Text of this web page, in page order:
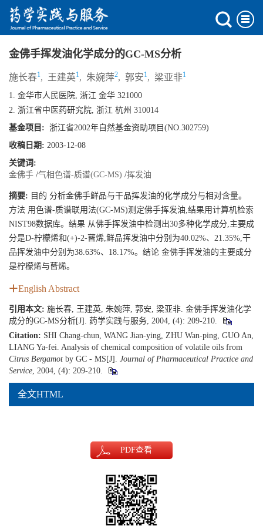
金佛手挥发油化学成分的GC-MS分析
施长春1, 王建英1, 朱婉萍2, 郭安1, 梁亚非1
1. 金华市人民医院, 浙江 金华 321000
2. 浙江省中医药研究院, 浙江 杭州 310014
基金项目: 浙江省2002年自然基金资助项目(NO.302759)
收稿日期: 2003-12-08
关键词:
金佛手 /气相色谱-质谱(GC-MS) /挥发油
摘要: 目的 分析金佛手鲜品与干品挥发油的化学成分与相对含量。
方法 用色谱-质谱联用法(GC-MS)测定佛手挥发油,结果用计算机检索
NIST98数据库。结果 从佛手挥发油中检测出30多种化学成分,主要成
分是D-柠檬烯和(+)-2-蒈烯,鲜品挥发油中分别为40.02%、21.35%,干
品挥发油中分别为38.63%、18.17%。结论 金佛手挥发油的主要成分
是柠檬烯与蒈烯。
English Abstract
引用本文: 施长春, 王建英, 朱婉萍, 郭安, 梁亚非. 金佛手挥发油化学
成分的GC-MS分析[J]. 药学实践与服务, 2004, (4): 209-210.
Citation: SHI Chang-chun, WANG Jian-ying, ZHU Wan-ping, GUO An,
LIANG Ya-fei. Analysis of chemical composition of volatile oils from
Citrus Bergamot by GC - MS[J]. Journal of Pharmaceutical Practice and
Service , 2004, (4): 209-210.
全文HTML
PDF查看